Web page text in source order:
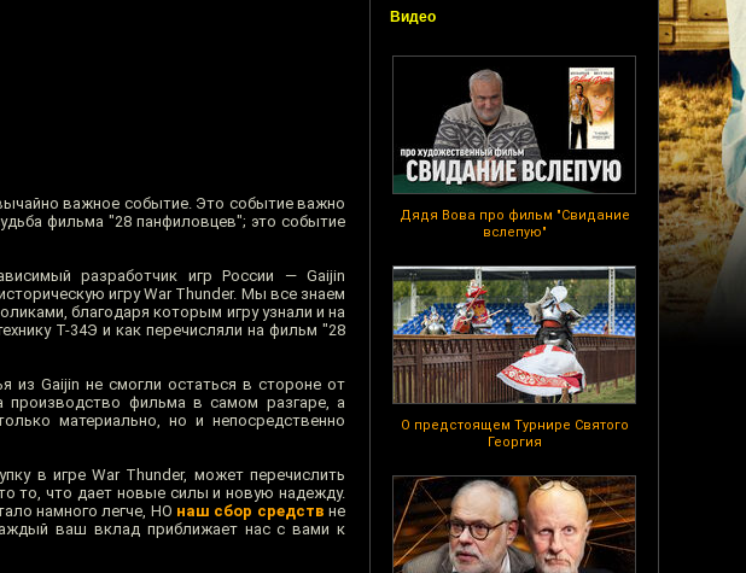
Видео
Дядя Вова про фильм "Свидание
вслепую"
О предстоящем Турнире Святого
Георгия
важное событие. Это событие важно
фильма "28 панфиловцев"; это событие
разработчик игр России — Gaijin
игру War Thunder. Мы все знаем
благодаря которым игру узнали и на
Т-34Э и как перечисляли на фильм "28
из Gaijin не смогли остаться в стороне от
производство фильма в самом разгаре, а
материально, но и непосредственно
в игре War Thunder, может перечислить
то, что дает новые силы и новую надежду.
намного легче, НО наш сбор средств не
ваш вклад приближает нас с вами к